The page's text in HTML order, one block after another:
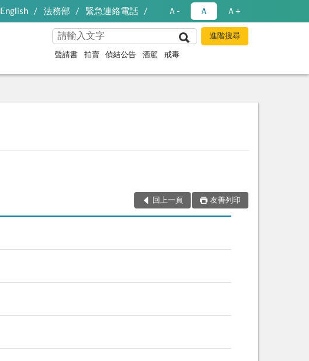
English 法務部 緊急連絡電話 Ａ- Ａ Ａ+
聲請書 拍賣 偵結公告 酒駕 戒毒
回上一頁 友善列印